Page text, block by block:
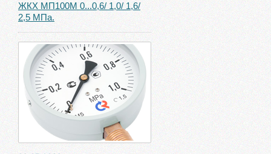
ЖКХ МП100М 0...0,6/ 1,0/ 1,6/
2,5 МПа.